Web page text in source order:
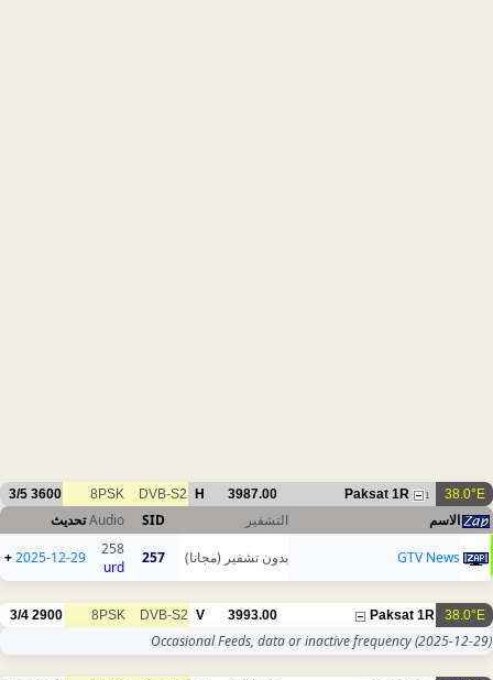
38.0°E
Paksat 1R 1
3987.00
H
DVB-S2
8PSK
3600
3/5
الاسم التشفير SID
Audioتحديث
GTV News
بدون تشفير (مجانا) 257
258
urd
2025-12-29
+
38.0°E
Paksat 1R
3993.00
V
DVB-S2
8PSK
2900
3/4
Occasional Feeds, data or inactive frequency(2025-12-29)